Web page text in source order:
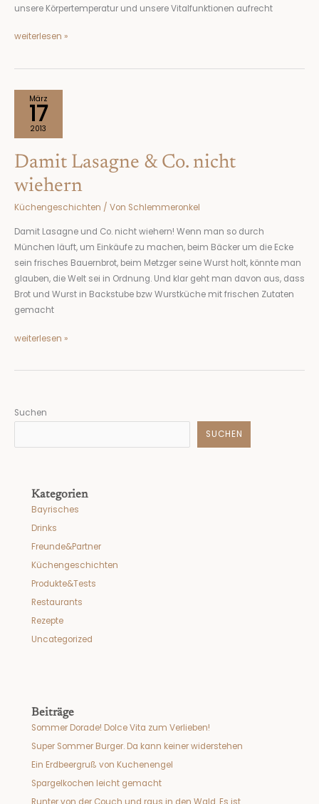
unsere Körpertemperatur und unsere Vitalfunktionen aufrecht
weiterlesen »
März
17
2013
Damit Lasagne & Co. nicht
wiehern
Küchengeschichten / Von Schlemmeronkel
Damit Lasagne und Co. nicht wiehern! Wenn man so durch
München läuft, um Einkäufe zu machen, beim Bäcker um die Ecke
sein frisches Bauernbrot, beim Metzger seine Wurst holt, könnte man
glauben, die Welt sei in Ordnung. Und klar geht man davon aus, dass
Brot und Wurst in Backstube bzw Wurstküche mit frischen Zutaten
gemacht
Damit
Lasagne
nicht
wiehern
weiterlesen »
Suchen
SUCHEN
Kategorien
Bayrisches
Drinks
Freunde&Partner
Küchengeschichten
Produkte&Tests
Restaurants
Rezepte
Uncategorized
Beiträge
Sommer Dorade! Dolce Vita zum Verlieben!
Super Sommer Burger. Da kann keiner widerstehen
Ein Erdbeergruß von Kuchenengel
Spargelkochen leicht gemacht
Runter von der Couch und raus in den Wald. Es ist